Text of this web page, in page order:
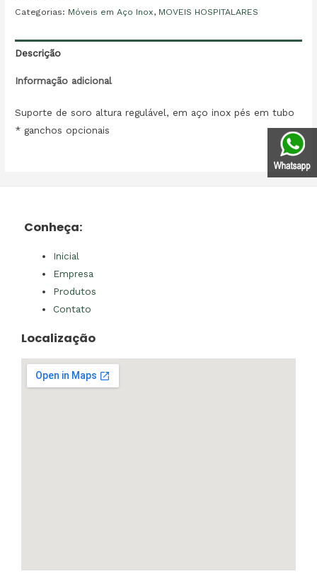
Categorias: Móveis em Aço Inox, MOVEIS HOSPITALARES
Descrição
Informação adicional
Suporte de soro altura regulável, em aço inox pés em tubo
* ganchos opcionais
Conheça:
Inicial
Empresa
Produtos
Contato
Localização